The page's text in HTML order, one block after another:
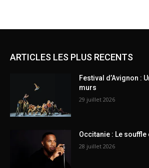
ARTICLES LES PLUS RECENTS
Festival d’Avignon :
murs
29 juillet 2026
Occitanie : Le souffle
28 juillet 2026